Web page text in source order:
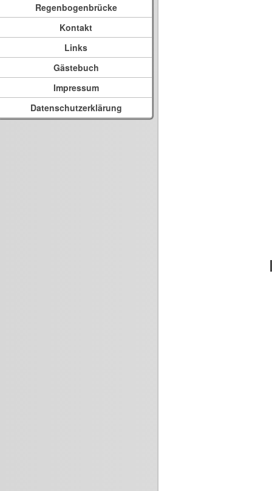
Regenbogenbrücke
Kontakt
Links
Gästebuch
Impressum
Datenschutzerklärung